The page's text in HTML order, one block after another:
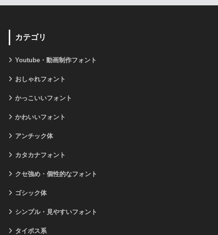
カテゴリ
Youtube・動画制作フォント
おしゃれフォント
かっこいいフォント
かわいいフォント
アンチック体
カタカナフォント
クセ強め・個性的なフォント
ゴシック体
シンプル・見やすいフォント
タイポス系